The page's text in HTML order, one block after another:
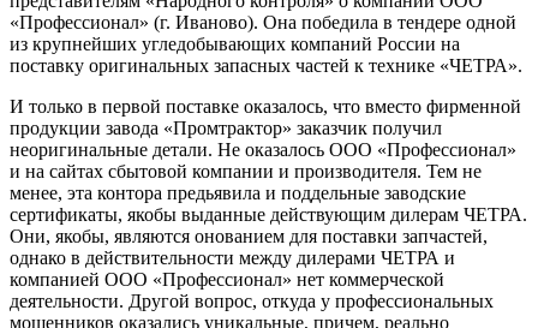
«Профессионал» (г. Иваново). Она победила в тендере одной
из крупнейших угледобывающих компаний России на
поставку оригинальных запасных частей к технике «ЧЕТРА».
И только в первой поставке оказалось, что вместо фирменной
продукции завода «Промтрактор» заказчик получил
неоригинальные детали. Не оказалось ООО «Профессионал»
и на сайтах сбытовой компании и производителя. Тем не
менее, эта контора предьявила и поддельные заводские
сертификаты, якобы выданные действующим дилерам ЧЕТРА.
Они, якобы, являются онованием для поставки запчастей,
однако в действительности между дилерами ЧЕТРА и
компанией ООО «Профессионал» нет коммерческой
деятельности. Другой вопрос, откуда у профессиональных
мошенников оказались уникальные, причем, реально